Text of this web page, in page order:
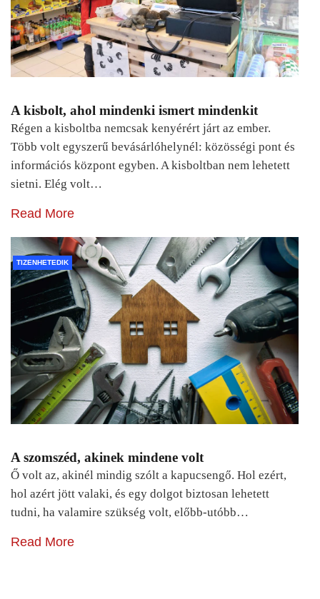
A kisbolt, ahol mindenki ismert mindenkit
Régen a kisboltba nemcsak kenyérért járt az ember.
Több volt egyszerű bevásárlóhelynél: közösségi pont és
információs központ egyben. A kisboltban nem lehetett
sietni. Elég volt…
Read More
TIZENHETEDIK
A szomszéd, akinek mindene volt
Ő volt az, akinél mindig szólt a kapucsengő. Hol ezért,
hol azért jött valaki, és egy dolgot biztosan lehetett
tudni, ha valamire szükség volt, előbb-utóbb…
Read More